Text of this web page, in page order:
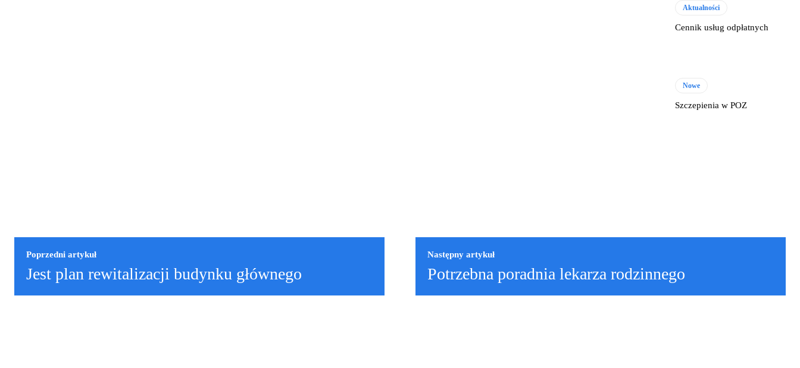
Aktualności
Cennik usług odpłatnych
Nowe
Szczepienia w POZ
Poprzedni artykuł
Jest plan rewitalizacji budynku głównego
Następny artykuł
Potrzebna poradnia lekarza rodzinnego